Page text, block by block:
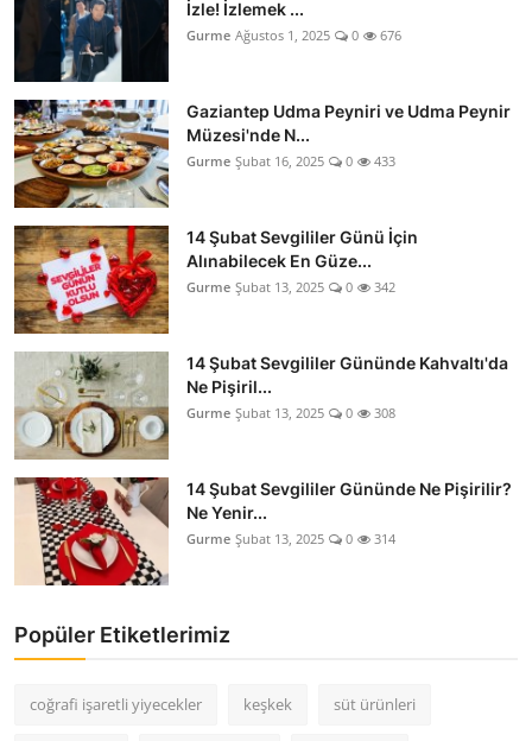
İzle! İzlemek ...
Gurme Ağustos 1, 2025 0 676
Gaziantep Udma Peyniri ve Udma Peynir
Müzesi'nde N...
Gurme Şubat 16, 2025 0 433
14 Şubat Sevgililer Günü İçin
Alınabilecek En Güze...
Gurme Şubat 13, 2025 0 342
14 Şubat Sevgililer Gününde Kahvaltı'da
Ne Pişiril...
Gurme Şubat 13, 2025 0 308
14 Şubat Sevgililer Gününde Ne Pişirilir?
Ne Yenir...
Gurme Şubat 13, 2025 0 314
Popüler Etiketlerimiz
coğrafi işaretli yiyecekler keşkek süt ürünleri